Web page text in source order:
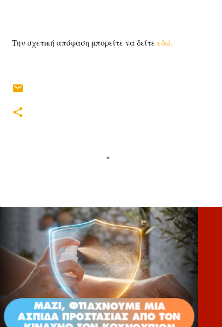
Την σχετική απόφαση μπορείτε να δείτε εδώ.
λ